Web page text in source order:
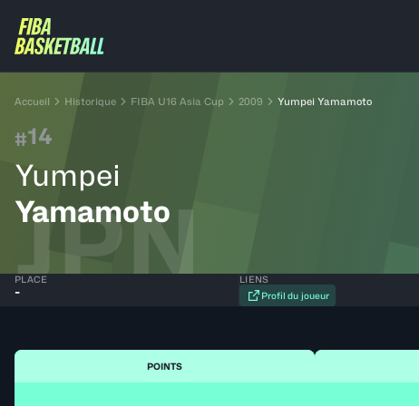
Accueil Historique FIBA U16 Asia Cup 2009 Yumpei Yamamoto
#14
Yumpei
Yamamoto
JPN
PLACE
-
LIENS
Profil du joueur
POINTS